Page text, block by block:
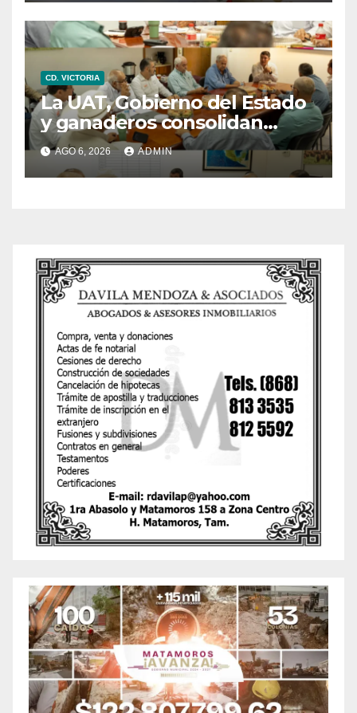
CD. VICTORIA
La UAT, Gobierno del Estado
y ganaderos consolidan
proyecto “Carne Tam”
AGO 6, 2026 ADMIN